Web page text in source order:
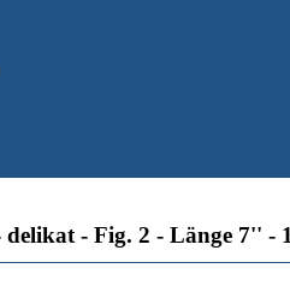
- Fig. 2 - Länge 7'' -